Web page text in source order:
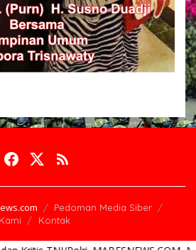
Pedoman Media Siber
Kontak